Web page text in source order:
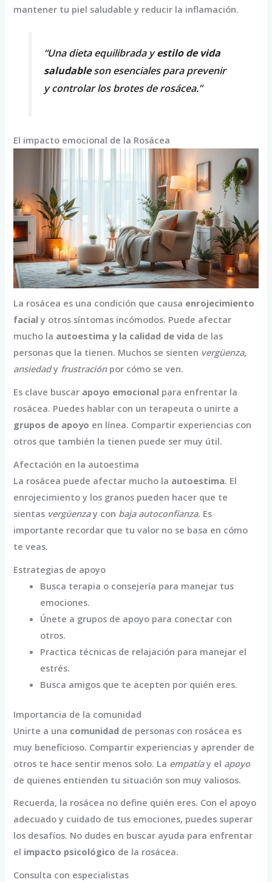
mantener tu piel saludable y reducir la inflamación.
“Una dieta equilibrada yestilo de vida
saludableson esenciales para prevenir
y controlar los brotes de rosácea.”
El impacto emocional de la Rosácea
La rosácea es una condición que causa enrojecimiento
facial y otros síntomas incómodos. Puede afectar
mucho la autoestima y la calidad de vida de las
personas que la tienen. Muchos se sienten vergüenza,
ansiedady frustraciónpor cómo se ven.
Es clave buscar apoyo emocional para enfrentar la
rosácea. Puedes hablar con un terapeuta o unirte a
grupos de apoyo en línea. Compartir experiencias con
otros que también la tienen puede ser muy útil.
Afectación en la autoestima
La rosácea puede afectar mucho la autoestima. El
enrojecimiento y los granos pueden hacer que te
sientas vergüenzay con baja autoconfianza. Es
importante recordar que tu valor no se basa en cómo
te veas.
Estrategias de apoyo
Busca terapia o consejería para manejar tus
emociones.
Únete a grupos de apoyo para conectar con
otros.
Practica técnicas de relajación para manejar el
estrés.
Busca amigos que te acepten por quién eres.
Importancia de la comunidad
Unirte a una comunidad de personas con rosácea es
muy beneficioso. Compartir experiencias y aprender de
otros te hace sentir menos solo. La empatíay el apoyo
de quienes entienden tu situación son muy valiosos.
Recuerda, la rosácea no define quién eres. Con el apoyo
adecuado y cuidado de tus emociones, puedes superar
los desafíos. No dudes en buscar ayuda para enfrentar
el impacto psicológico de la rosácea.
Consulta con especialistas